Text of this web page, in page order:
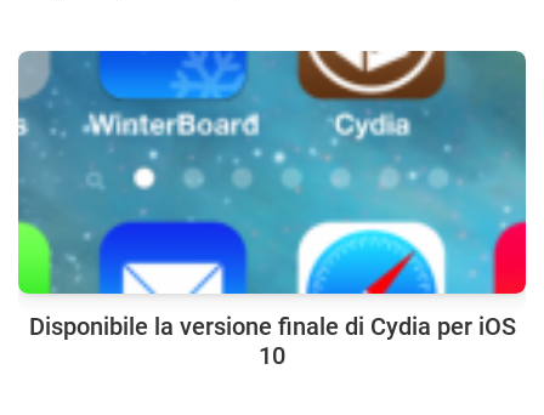
Disponibile la versione finale di Cydia per iOS
10